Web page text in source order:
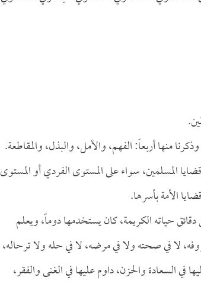
منها أربعاً: الفهم، والأمل، والبذل، والمقاطعة.
المسلمين، سواء على المستوى الفردي أو المستوى
الأمة بأسرها.
حياته الكريمة، كان يستخدمها دوماً، ويعلم
لا في صحته ولا في مرضه، لا في حله ولا ترحاله،
في السعادة والحزن، داوم عليها في الغنى والفقر،